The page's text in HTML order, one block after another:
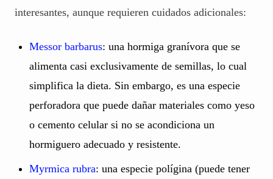
interesantes, aunque requieren cuidados adicionales:
Messor barbarus: una hormiga granívora que se
alimenta casi exclusivamente de semillas, lo cual
simplifica la dieta. Sin embargo, es una especie
perforadora que puede dañar materiales como yeso
o cemento celular si no se acondiciona un
hormiguero adecuado y resistente.
Myrmica rubra: una especie polígina (puede tener